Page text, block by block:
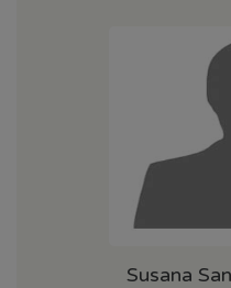
Susana